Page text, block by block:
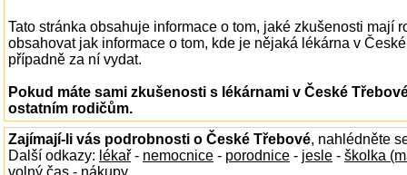
Tato stránka obsahuje informace o tom, jaké zkušenosti mají
obsahovat jak informace o tom, kde je nějaká lékárna v
případně za ní vydat.
Pokud máte sami zkušenosti s lékárnami v České
ostatním rodičům.
Zajímají-li vás podrobnosti o České Třebové, nahlédněte
Další odkazy: lékař - nemocnice - porodnice - jesle - školka
volný čas - nákupy